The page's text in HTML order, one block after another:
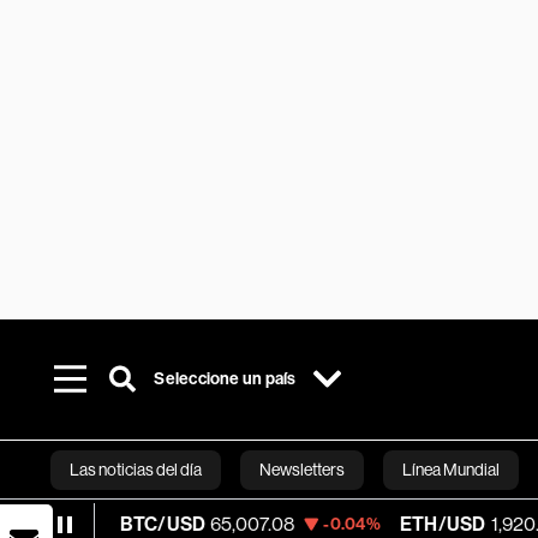
Seleccione un país
Las noticias del día Newsletters Línea Mundial
Bloomberg
BTC/USD 65,007.08 -0.04% ETH/USD 1,920.30